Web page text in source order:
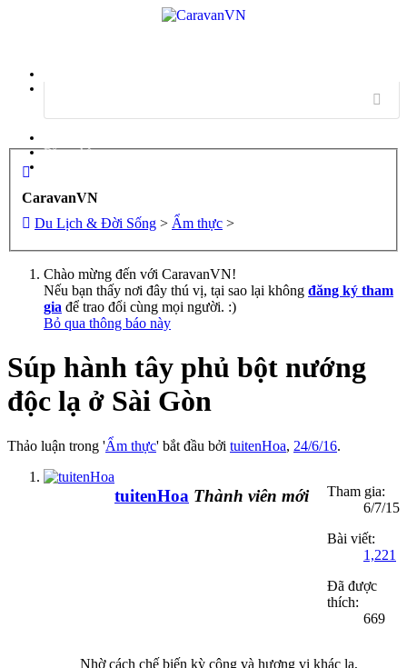
Đăng nhập
CaravanVN
Du Lịch & Đời Sống > Ẩm thực >
Chào mừng đến với CaravanVN!
Nếu bạn thấy nơi đây thú vị, tại sao lại không đăng ký tham
gia để trao đổi cùng mọi người. :)
Bỏ qua thông báo này
Súp hành tây phủ bột nướng
độc lạ ở Sài Gòn
Thảo luận trong 'Ẩm thực' bắt đầu bởi tuitenHoa, 24/6/16.
tuitenHoa Thành viên mới
Tham gia:
6/7/15
Bài viết:
1,221
Đã được
thích:
669
Nhờ cách chế biến kỳ công và hương vị khác lạ,